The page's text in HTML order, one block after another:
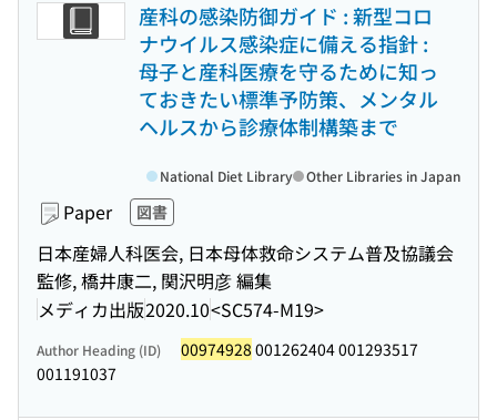
産科の感染防御ガイド : 新型コロ
ナウイルス感染症に備える指針 :
母子と産科医療を守るために知っ
ておきたい標準予防策、メンタル
ヘルスから診療体制構築まで
Paper 図書
日本産婦人科医会, 日本母体救命システム普及協議会
監修, 橋井康二, 関沢明彦 編集
メディカ出版2020.10<SC574-M19>
National Diet Library Other Libraries in Japan
Author Heading (ID) 00974928 001262404 001293517
001191037